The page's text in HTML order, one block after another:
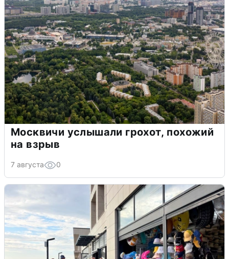
Москвичи услышали грохот, похожий
на взрыв
7 августа 0